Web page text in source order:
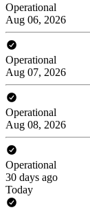
Operational
Aug 06, 2026
Operational
Aug 07, 2026
Operational
Aug 08, 2026
Operational
30 days ago
Today